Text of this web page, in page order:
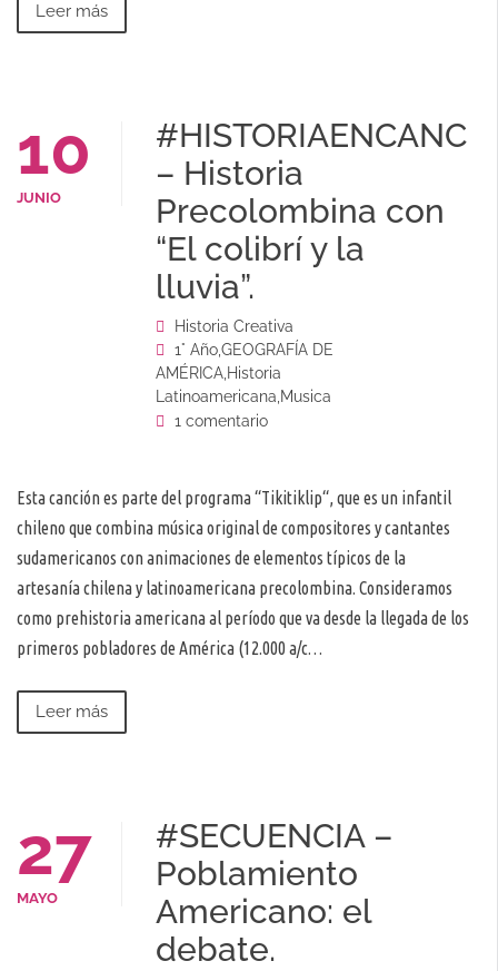
Leer más
10
JUNIO
– Historia
Precolombina con
“El colibrí y la
lluvia”.
Historia Creativa
1° Año,GEOGRAFÍA DE
AMÉRICA,Historia
Latinoamericana,Musica
1 comentario
Esta canción es parte del programa “Tikitiklip“, que es un infantil
chileno que combina música original de compositores y cantantes
sudamericanos con animaciones de elementos típicos de la
artesanía chilena y latinoamericana precolombina. Consideramos
como prehistoria americana al período que va desde la llegada de los
primeros pobladores de América (12.000 a/c…
Leer más
27
MAYO
#SECUENCIA –
Poblamiento
Americano: el
debate.